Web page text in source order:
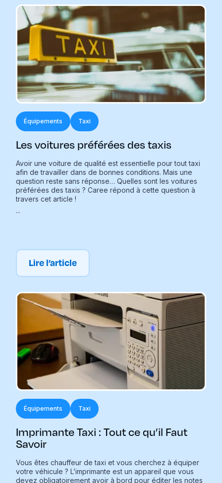
Équipements Taxi
Les voitures préférées des taxis
Avoir une voiture de qualité est essentielle pour tout taxi
afin de travailler dans de bonnes conditions. Mais une
question reste sans réponse… Quelles sont les voitures
préférées des taxis ? Caree répond à cette question à
travers cet article !
...
Lire l’article
Équipements Taxi
Imprimante Taxi : Tout ce qu’il Faut
Savoir
Vous êtes chauffeur de taxi et vous cherchez à équiper
votre véhicule ? L’imprimante est un appareil que vous
devez obligatoirement avoir à bord pour éditer les notes